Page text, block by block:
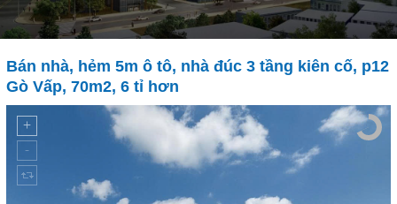
Bán nhà, hẻm 5m ô tô, nhà đúc 3 tầng kiên cố, p12
Gò Vấp, 70m2, 6 tỉ hơn